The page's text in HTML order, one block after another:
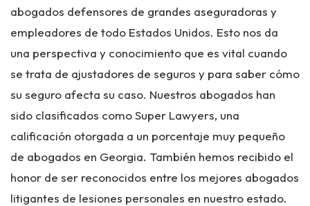
abogados defensores de grandes aseguradoras y
empleadores de todo Estados Unidos. Esto nos da
una perspectiva y conocimiento que es vital cuando
se trata de ajustadores de seguros y para saber cómo
su seguro afecta su caso. Nuestros abogados han
sido clasificados como Super Lawyers, una
calificación otorgada a un porcentaje muy pequeño
de abogados en Georgia. También hemos recibido el
honor de ser reconocidos entre los mejores abogados
litigantes de lesiones personales en nuestro estado.